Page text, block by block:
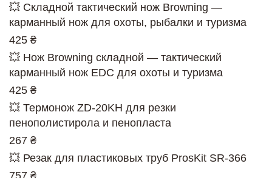
💥 Складной тактический нож Browning —
карманный нож для охоты, рыбалки и туризма
425 ₴
💥 Нож Browning складной — тактический
карманный нож EDC для охоты и туризма
425 ₴
💥 Термонож ZD-20KH для резки
пенополистирола и пенопласта
267 ₴
💥 Резак для пластиковых труб ProsKit SR-366
757 ₴